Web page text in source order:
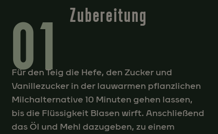
Zubereitung
01
Für den Teig die Hefe, den Zucker und
Vanillezucker in der lauwarmen pflanzlichen
Milchalternative 10 Minuten gehen lassen,
bis die Flüssigkeit Blasen wirft. Anschließend
das Öl und Mehl dazugeben, zu einem